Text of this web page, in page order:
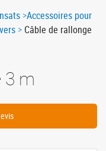
Accessoires pour
Câble de rallonge
3 m